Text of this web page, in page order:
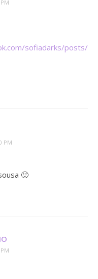
sofiadarks/posts/
PM
🙂